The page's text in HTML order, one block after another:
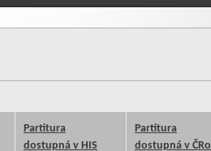
Partitura
dostupná v HIS
Partitura
dostupná v ČRo